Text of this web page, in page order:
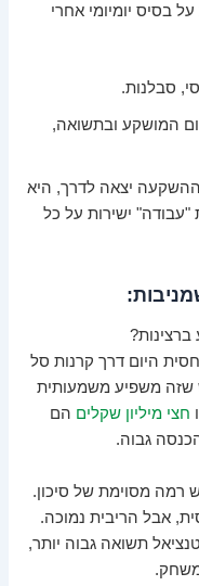
בסיס יומיומי אחרי
סבלנות.
המושקע ובתשואה,
יצאה לדרך, היא
ישירות על כל
היום דרך קרנות סל
שזה משפיע משמעותית
חצי מיליון שקלים הם
גבוה.
ב-100%, תמיד יש רמה מסוימת של סיכון.
אבל הריבית נמוכה.
תשואה גבוה יותר,